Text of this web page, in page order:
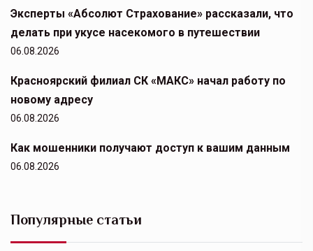
Эксперты «Абсолют Страхование» рассказали, что
делать при укусе насекомого в путешествии
06.08.2026
Красноярский филиал СК «МАКС» начал работу по
новому адресу
06.08.2026
Как мошенники получают доступ к вашим данным
06.08.2026
Популярные статьи